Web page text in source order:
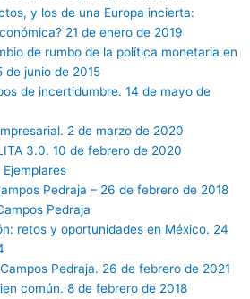
y los de una Europa incierta:
21 de enero de 2019
de rumbo de la política monetaria en
de junio de 2015
de incertidumbre. 14 de mayo de
2 de marzo de 2020
3.0. 10 de febrero de 2020
Pedraja – 26 de febrero de 2018
Pedraja
retos y oportunidades en México. 24
Pedraja. 26 de febrero de 2021
común. 8 de febrero de 2018